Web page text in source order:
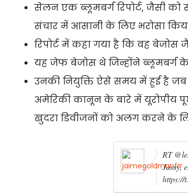
सेलन एक ब्लूमबर्ग रिपोर्ट, जैसी को
संचार में आसानी के लिए भरोसा किया
रिपोर्ट में कहा गया है कि वह बेजोस
यह जेफ बेजोस थे जिन्होंने ब्लूमबर्ग
उनकी नियुक्ति ऐसे समय में हुई है
अमेरिकी कानून के बारे में यूरोपीय
खुदरा डिवीजनों को अलग करने के
RT
Jassy,
https://